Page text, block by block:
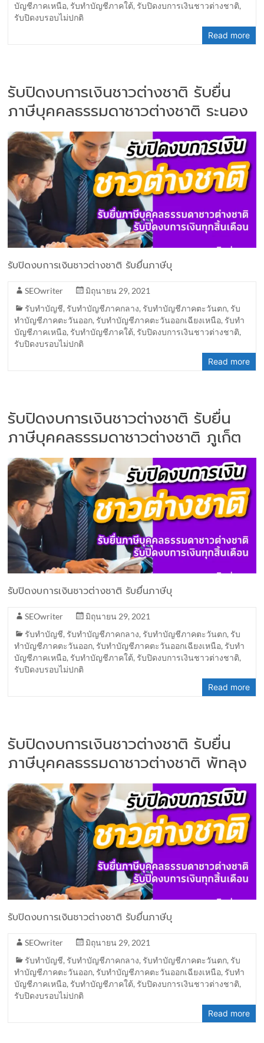
บัญชีภาคเหนือ, รับทำบัญชีภาคใต้, รับปิดงบการเงินชาวต่างชาติ,
รับปิดงบรอบไม่ปกติ
Read more
รับปิดงบการเงินชาวต่างชาติ รับยื่น
ภาษีบุคคลธรรมดาชาวต่างชาติ ระนอง
รับปิดงบการเงินชาวต่างชาติ รับยื่นภาษีบุ
SEOwriter
มิถุนายน 29, 2021
รับทำบัญชี, รับทำบัญชีภาคกลาง, รับทำบัญชีภาคตะวันตก, รับ
ทำบัญชีภาคตะวันออก, รับทำบัญชีภาคตะวันออกเฉียงเหนือ, รับทำ
บัญชีภาคเหนือ, รับทำบัญชีภาคใต้, รับปิดงบการเงินชาวต่างชาติ,
รับปิดงบรอบไม่ปกติ
Read more
รับปิดงบการเงินชาวต่างชาติ รับยื่น
ภาษีบุคคลธรรมดาชาวต่างชาติ ภูเก็ต
รับปิดงบการเงินชาวต่างชาติ รับยื่นภาษีบุ
SEOwriter
มิถุนายน 29, 2021
รับทำบัญชี, รับทำบัญชีภาคกลาง, รับทำบัญชีภาคตะวันตก, รับ
ทำบัญชีภาคตะวันออก, รับทำบัญชีภาคตะวันออกเฉียงเหนือ, รับทำ
บัญชีภาคเหนือ, รับทำบัญชีภาคใต้, รับปิดงบการเงินชาวต่างชาติ,
รับปิดงบรอบไม่ปกติ
Read more
รับปิดงบการเงินชาวต่างชาติ รับยื่น
ภาษีบุคคลธรรมดาชาวต่างชาติ พัทลุง
รับปิดงบการเงินชาวต่างชาติ รับยื่นภาษีบุ
SEOwriter
มิถุนายน 29, 2021
รับทำบัญชี, รับทำบัญชีภาคกลาง, รับทำบัญชีภาคตะวันตก, รับ
ทำบัญชีภาคตะวันออก, รับทำบัญชีภาคตะวันออกเฉียงเหนือ, รับทำ
บัญชีภาคเหนือ, รับทำบัญชีภาคใต้, รับปิดงบการเงินชาวต่างชาติ,
รับปิดงบรอบไม่ปกติ
Read more